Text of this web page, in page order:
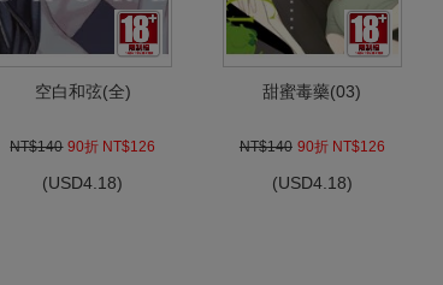
空白和弦(全)
NT$140 90折 NT$126
(USD4.18)
甜蜜毒藥(03)
NT$140 90折 NT$126
(USD4.18)